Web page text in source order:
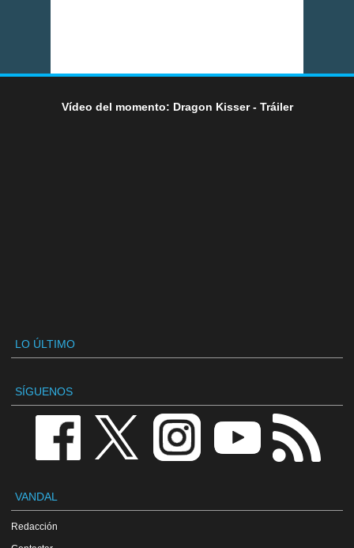
Vídeo del momento: Dragon Kisser - Tráiler
LO ÚLTIMO
SÍGUENOS
VANDAL
Redacción